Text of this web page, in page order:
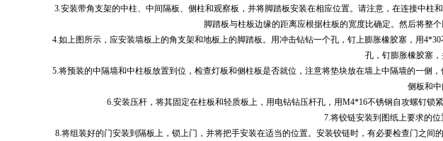
3.安装带角支架的中柱、中间隔板、侧柱和观察板，并将脚踏板安装在相应位置。请注意，在连接中
脚踏板与柱板边缘的距离应根据柱板的宽度比确定。然后将整
4.如上图所示，应安装墙板上的角支架和地板上的脚踏板。用冲击钻钻一个孔，钉上膨胀橡胶塞，用
孔，钉膨胀橡胶塞，
5.将预装的中隔墙和中柱板放置到位，检查灯板和侧柱板是否就位，注意将垫块放在墙上中隔墙的一
侧板和中
6.安装压杆，将其固定在柱板和轻质板上，用电钻钻压杆孔，用M4*16不锈钢自攻螺钉锁
7.将铰链安装到图纸上要求的位
8.将组装好的门安装到隔板上，锁上门，并将把手安装在适当的位置。安装铰链时，有必要检查门之